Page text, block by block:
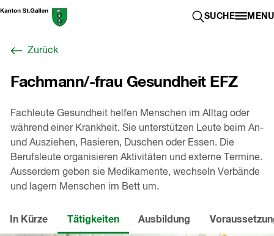
Zum
Berufswahl-
Startseite
SUCHE
SUCHE MENU
Zurück
Fachmann/-frau Gesundheit EFZ
Fachleute Gesundheit helfen Menschen im Alltag oder
während einer Krankheit. Sie unterstützen Leute beim An-
und Ausziehen, Rasieren, Duschen oder Essen. Die
Berufsleute organisieren Aktivitäten und externe Termine.
Ausserdem geben sie Medikamente, wechseln Verbände
und lagern Menschen im Bett um.
In Kürze Tätigkeiten Ausbildung